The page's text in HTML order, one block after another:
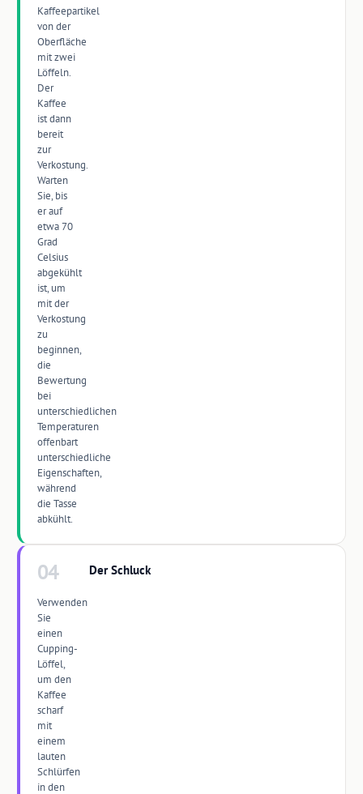
Kaffeepartikel
von der
Oberfläche
mit zwei
Löffeln.
Der
Kaffee
ist dann
bereit
zur
Verkostung.
Warten
Sie, bis
er auf
etwa 70
Grad
Celsius
abgekühlt
ist, um
mit der
Verkostung
zu
beginnen,
die
Bewertung
bei
unterschiedlichen
Temperaturen
offenbart
unterschiedliche
Eigenschaften,
während
die Tasse
abkühlt.
04 Der Schluck
Verwenden
Sie
einen
Cupping-
Löffel,
um den
Kaffee
scharf
mit
einem
lauten
Schlürfen
in den